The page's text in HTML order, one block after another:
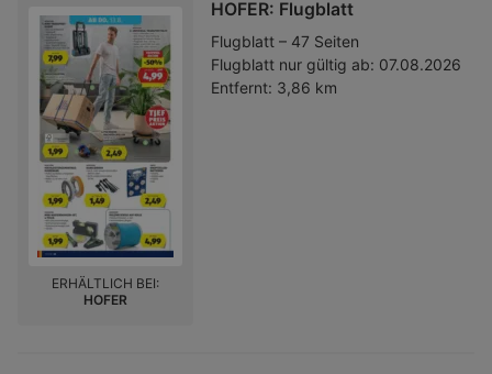
HOFER: Flugblatt
Flugblatt – 47 Seiten
Flugblatt nur gültig ab: 07.08.2026
Entfernt: 3,86 km
ERHÄLTLICH BEI:
HOFER